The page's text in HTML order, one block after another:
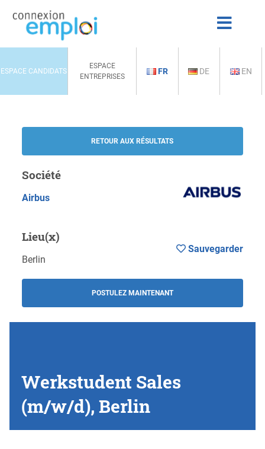
ESPACE CANDIDATS
ESPACE
ENTREPRISES
FR DE EN
RETOUR AUX RÉSULTATS
Société
Airbus
Lieu(x)
Berlin
POSTULEZ MAINTENANT
Sauvegarder
Werkstudent Sales
(m/w/d), Berlin